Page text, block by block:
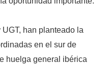
han planteado la
en el sur de
huelga general ibérica